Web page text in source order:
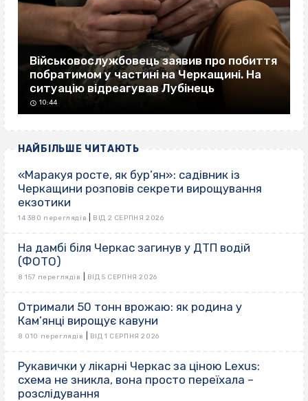
Військовослужбовець заявив про побиття
побратимом у частині на Черкащині. На
ситуацію відреагував Лубінець
10:44
НАЙБІЛЬШЕ ЧИТАЮТЬ
«Маракуя росте, як бур’ян»: садівник із
Черкащини розповів секрети вирощування
екзотики
14 380 переглядів ВІД 2 СЕРПНЯ 2026
На дамбі біля Черкас загинув у ДТП водій
(ФОТО)
8 157 переглядів ВІД 5 СЕРПНЯ 2026
Отримали 50 тонн врожаю: як родина у
Кам’янці вирощує кавуни
8 010 переглядів ВІД 1 СЕРПНЯ 2026
Рукавички у лікарні Черкас за ціною Lexus:
схема не зникла, вона просто переїхала –
розслідування